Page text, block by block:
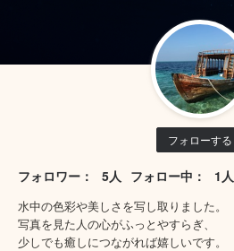
フォローする
フォロワー： 5人 フォロー中： 1人
水中の色彩や美しさを写し取りました。
写真を見た人の心がふっとやすらぎ、
少しでも癒しにつながれば嬉しいです。